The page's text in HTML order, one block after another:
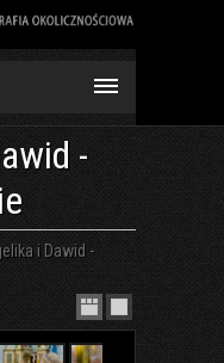
-
i Dawid -